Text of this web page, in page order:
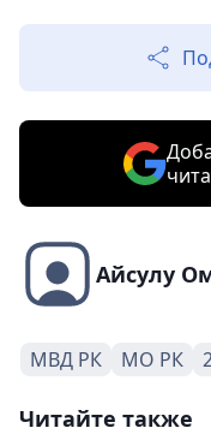
Айсулу
МВД РК МО РК
Читайте также